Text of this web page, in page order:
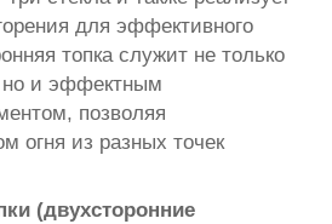
для эффективного
топка служит не только
но и эффектным
позволяя
огня из разных точек
(двухсторонние